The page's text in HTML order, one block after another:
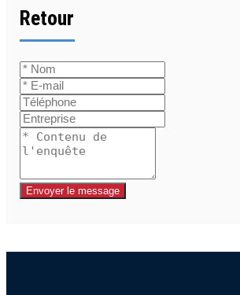
Retour
Envoyer le message